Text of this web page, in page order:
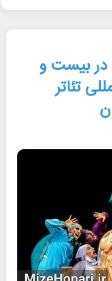
در بیست و
تئاتر